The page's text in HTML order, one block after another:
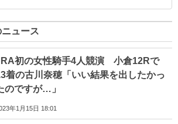
ュース
初の女性騎手4人競演 小倉12Rで
着の古川奈穂「いい結果を出したかっ
のですが…」
年1月15日 18:01